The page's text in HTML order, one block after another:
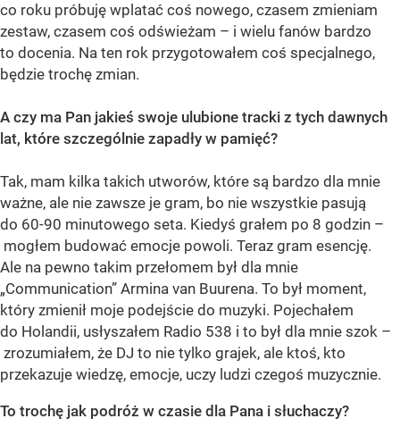
co roku próbuję wplatać coś nowego, czasem zmieniam
zestaw, czasem coś odświeżam – i wielu fanów bardzo
to docenia. Na ten rok przygotowałem coś specjalnego,
będzie trochę zmian.
A czy ma Pan jakieś swoje ulubione tracki z tych dawnych
lat, które szczególnie zapadły w pamięć?
Tak, mam kilka takich utworów, które są bardzo dla mnie
ważne, ale nie zawsze je gram, bo nie wszystkie pasują
do 60-90 minutowego seta. Kiedyś grałem po 8 godzin –
mogłem budować emocje powoli. Teraz gram esencję.
Ale na pewno takim przełomem był dla mnie
„Communication” Armina van Buurena. To był moment,
który zmienił moje podejście do muzyki. Pojechałem
do Holandii, usłyszałem Radio 538 i to był dla mnie szok –
zrozumiałem, że DJ to nie tylko grajek, ale ktoś, kto
przekazuje wiedzę, emocje, uczy ludzi czegoś muzycznie.
To trochę jak podróż w czasie dla Pana i słuchaczy?